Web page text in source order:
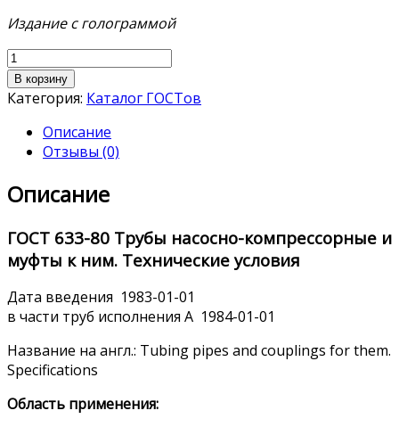
Издание с голограммой
Количество
товара
ГОСТ 633-
В корзину
Категория: Каталог ГОСТов
Описание
Отзывы (0)
Описание
ГОСТ 633-80 Трубы насосно-компрессорные и
муфты к ним. Технические условия
Дата введения 1983-01-01
в части труб исполнения А 1984-01-01
Название на англ.: Tubing pipes and couplings for them.
Specifications
Область применения: